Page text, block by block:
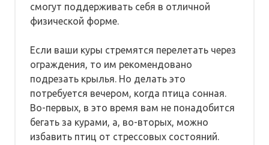
смогут поддерживать себя в отличной
физической форме.
Если ваши куры стремятся перелетать через
ограждения, то им рекомендовано
подрезать крылья. Но делать это
потребуется вечером, когда птица сонная.
Во-первых, в это время вам не понадобится
бегать за курами, а, во-вторых, можно
избавить птиц от стрессовых состояний.